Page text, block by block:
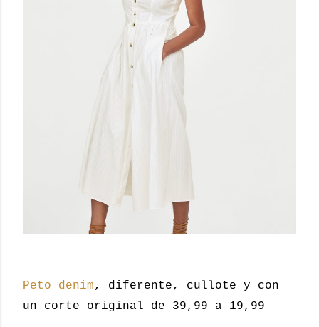
Peto denim, diferente, cullote y con
un corte original de 39,99 a 19,99